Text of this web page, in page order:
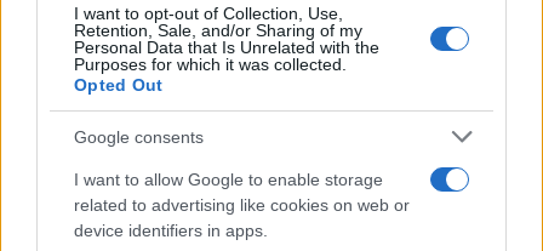
I want to opt-out of Collection, Use,
Retention, Sale, and/or Sharing of my
Personal Data that Is Unrelated with the
Purposes for which it was collected.
Opted Out
Google consents
I want to allow Google to enable storage
related to advertising like cookies on web or
device identifiers in apps.